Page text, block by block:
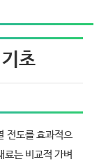
초
전도를 효과적으
료는 비교적 가벼